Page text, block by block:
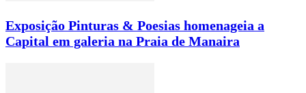
Exposição Pinturas & Poesias homenageia a
Capital em galeria na Praia de Manaira